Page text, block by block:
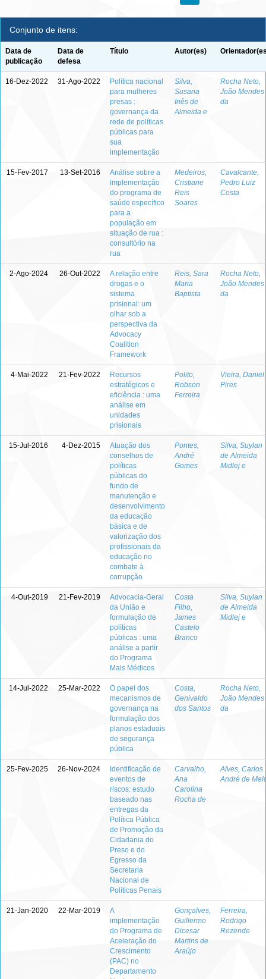
Conjunto de itens:
Data de
publicação
Data de
defesa
Título Autor(es)
16-Dez-2022 31-Ago-2022
Política nacional
para mulheres
presas :
governança da
rede de políticas
públicas para
sua
implementação
Silva,
Susana
Inês de
Almeida e
Rocha Neto,
João Mendes
da
15-Fev-2017 13-Set-2016
Análise sobre a
implementação
do programa de
saúde específico
para a
população em
situação de rua :
consultório na
rua
Medeiros,
Cristiane
Reis
Soares
Cavalcante,
Pedro Luiz
Costa
2-Ago-2024 26-Out-2022
A relação entre
drogas e o
sistema
prisional: um
olhar sob a
perspectiva da
Advocacy
Coalition
Framework
Reis, Sara
Maria
Baptista
Rocha Neto,
João Mendes
da
4-Mai-2022 21-Fev-2022
Recursos
estratégicos e
eficiência : uma
análise em
unidades
prisionais
Polito,
Robson
Ferreira
Vieira, Daniel
Pires
15-Jul-2016 4-Dez-2015
Atuação dos
conselhos de
políticas
públicas do
fundo de
manutenção e
desenvolvimento
da educação
básica e de
valorização dos
profissionais da
educação no
combate à
corrupção
Pontes,
André
Gomes
Silva, Suylan
de Almeida
Midlej e
4-Out-2019 21-Fev-2019
Advocacia-Geral
da União e
formulação de
políticas
públicas : uma
análise a partir
do Programa
Mais Médicos
Costa
Filho,
James
Castelo
Branco
Silva, Suylan
de Almeida
Midlej e
14-Jul-2022 25-Mar-2022
O papel dos
mecanismos de
governança na
formulação dos
planos estaduais
de segurança
pública
Costa,
Genivaldo
dos Santos
Rocha Neto,
João Mendes
da
25-Fev-2025 26-Nov-2024
Identificação de
eventos de
riscos: estudo
baseado nas
entregas da
Política Pública
de Promoção da
Cidadania do
Preso e do
Egresso da
Secretaria
Nacional de
Políticas Penais
Carvalho,
Ana
Carolina
Rocha de
Alves, Carlos
André de
21-Jan-2020 22-Mar-2019
A
implementação
do Programa de
Aceleração do
Crescimento
(PAC) no
Departamento
Gonçalves,
Guillermo
Dicesar
Martins de
Araújo
Ferreira,
Rodrigo
Rezende